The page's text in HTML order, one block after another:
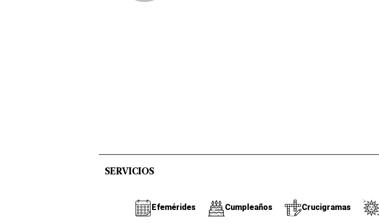
SERVICIOS
Efemérides Cumpleaños Crucigramas